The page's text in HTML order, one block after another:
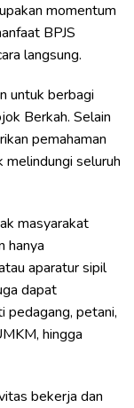
momentum
BPJS
langsung.
untuk berbagi
Berkah. Selain
pemahaman
melindungi seluruh
masyarakat
hanya
aparatur sipil
dapat
pedagang, petani,
hingga
bekerja dan